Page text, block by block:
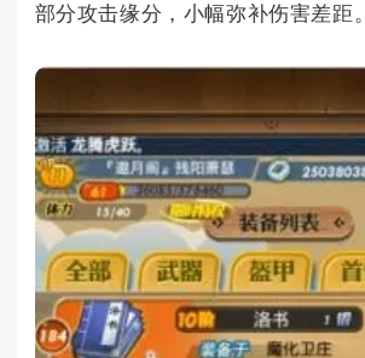
部分攻击缘分，小幅弥补伤害差距。